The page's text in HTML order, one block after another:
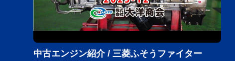
中古エンジン紹介 / 三菱ふそうファイター